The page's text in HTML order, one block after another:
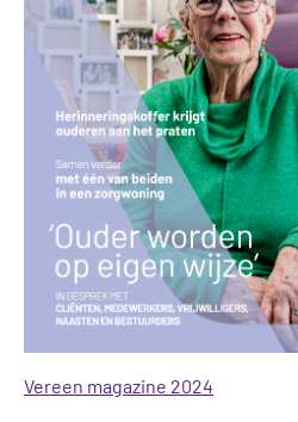
Vereen magazine 2024